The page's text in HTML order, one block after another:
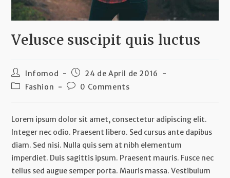
Velusce suscipit quis luctus
Post
author:
Infomod
Post
published:
24 de April de 2016
PostFashion
Post0 Comments
Lorem ipsum dolor sit amet, consectetur adipiscing elit.
Integer nec odio. Praesent libero. Sed cursus ante dapibus
diam. Sed nisi. Nulla quis sem at nibh elementum
imperdiet. Duis sagittis ipsum. Praesent mauris. Fusce nec
tellus sed augue semper porta. Mauris massa. Vestibulum